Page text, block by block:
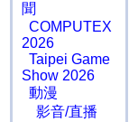
聞
COMPUTEX
2026
Taipei Game
Show 2026
動漫
影音/直播